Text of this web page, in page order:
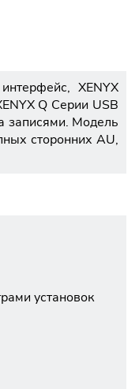
XENYX
Q Серии USB
записями. Модель
сторонних AU,
установок